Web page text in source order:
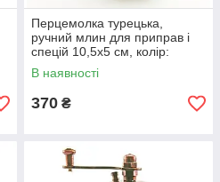
Перцемолка турецька,
ручний млин для приправ і
спецій 10,5х5 см, колір:
срібло
В наявності
370 ₴